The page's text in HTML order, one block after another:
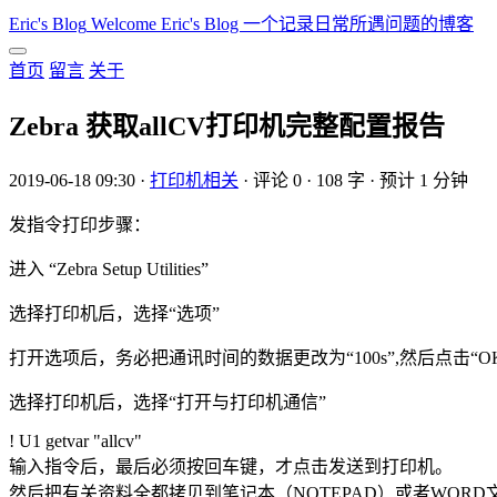
Eric's Blog Welcome Eric's Blog 一个记录日常所遇问题的博客
首页 留言 关于
Zebra 获取allCV打印机完整配置报告
2019-06-18 09:30 · 打印机相关 · 评论 0 · 108 字 · 预计 1 分钟
发指令打印步骤：
进入 “Zebra Setup Utilities”
选择打印机后，选择“选项”
打开选项后，务必把通讯时间的数据更改为“100s”,然后点击
选择打印机后，选择“打开与打印机通信”
! U1 getvar "allcv"
输入指令后，最后必须按回车键，才点击发送到打印机。
然后把有关资料全都拷贝到笔记本（NOTEPAD）或者WORD